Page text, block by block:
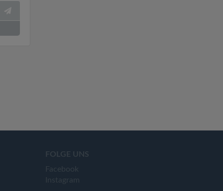
FOLGE UNS
Facebook
Instagram